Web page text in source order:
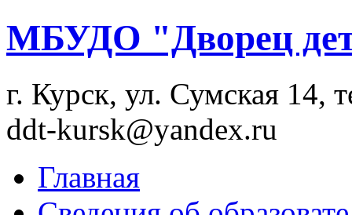
МБУДО "Дворец
г. Курск, ул. Сумская 14,
ddt-kursk@yandex.ru
Главная